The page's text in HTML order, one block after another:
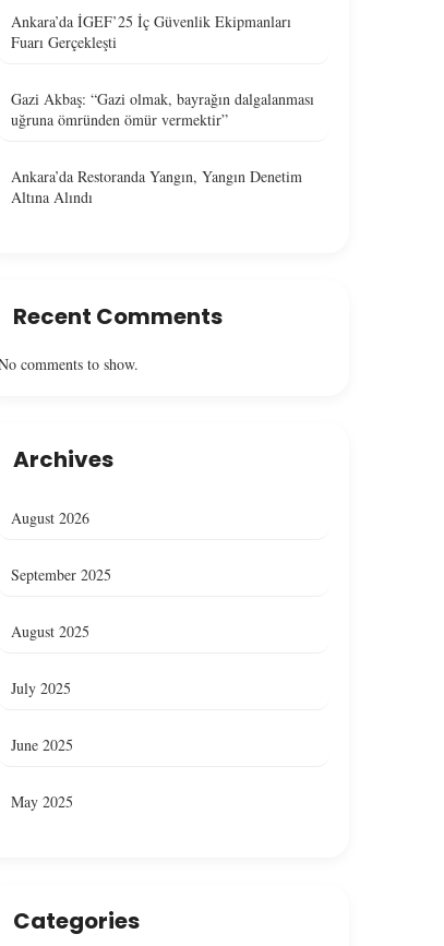
Restoranda Yangın,
Ankara’da İGEF’25 İç Güvenlik Ekipmanları
Fuarı Gerçekleşti
Gazi Akbaş: “Gazi olmak, bayrağın dalgalanması
uğruna ömründen ömür vermektir”
Ankara’da Restoranda Yangın, Yangın Denetim
Altına Alındı
Recent Comments
comments to show.
Archives
August 2026
September 2025
August 2025
July 2025
June 2025
May 2025
Categories